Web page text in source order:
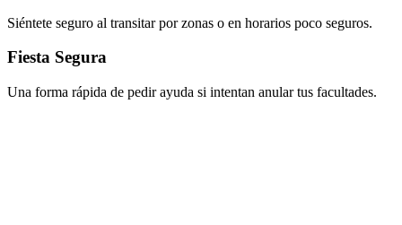
Siéntete seguro al transitar por zonas o en horarios poco seguros.
Fiesta Segura
Una forma rápida de pedir ayuda si intentan anular tus facultades.